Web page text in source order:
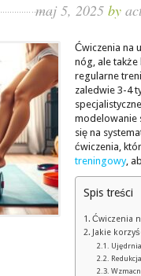
maj 5, 2025 by
Ćwiczenia na
nóg, ale także
regularne
zaledwie 3-4
modelowanie
się na
ćwiczenia,
treningowy,
Spis treści
Ćwiczenia
Jakie